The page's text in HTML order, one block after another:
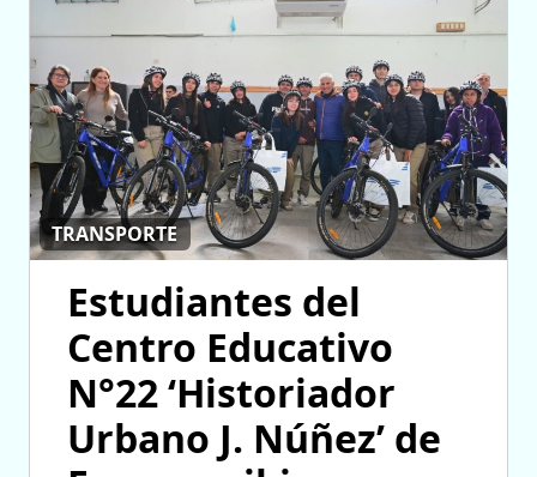
TRANSPORTE
Estudiantes del
Centro Educativo
N°22 ‘Historiador
Urbano J. Núñez’ de